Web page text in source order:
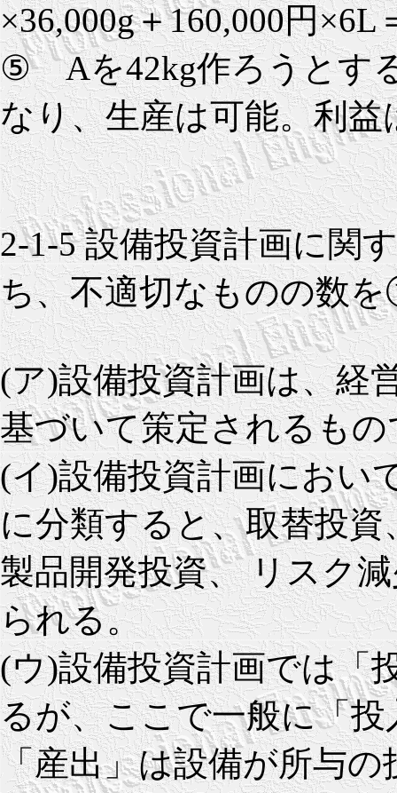
×36,000g＋160,000円×6L
⑤ Aを42kg作ろうとす
なり、生産は可能。利益
2-1-5 設備投資計画に関
ち、不適切なものの数
(ア)設備投資計画は、経
基づいて策定されるも
(イ)設備投資計画におい
に分類すると、取替投
製品開発投資、 リスク
られる。
(ウ)設備投資計画では「
るが、ここで一般に「
「産出」は設備が所与